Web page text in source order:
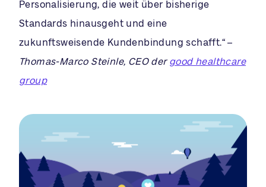
Personalisierung, die weit über bisherige
Standards hinausgeht und eine
zukunftsweisende Kundenbindung schafft.“ –
Thomas-Marco Steinle, CEO der good healthcare
group